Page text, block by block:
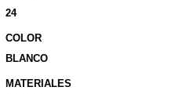
24
COLOR
BLANCO
MATERIALES